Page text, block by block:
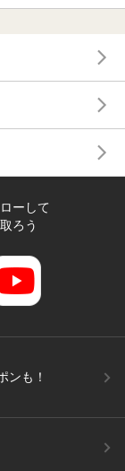
ーして
ろう
ンも！